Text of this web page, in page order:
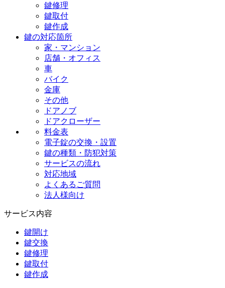
鍵修理
鍵取付
鍵作成
鍵の対応箇所
家・マンション
店舗・オフィス
車
バイク
金庫
その他
ドアノブ
ドアクローザー
料金表
電子錠の交換・設置
鍵の種類・防犯対策
サービスの流れ
対応地域
よくあるご質問
法人様向け
サービス内容
鍵開け
鍵交換
鍵修理
鍵取付
鍵作成